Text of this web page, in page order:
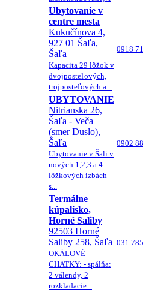
Ubytovanie v
centre mesta
Kukučínova 4,
927 01 Šaľa,
Šaľa
Kapacita 29 lôžok v
dvojposteľových,
trojposteľových a...
0918
UBYTOVANIE
Nitrianska 26,
Šaľa - Veča
(smer Duslo),
Šaľa
Ubytovanie v Šali v
nových 1,2,3 a 4
lôžkových izbách
s...
0902
Termálne
kúpalisko,
Horné Saliby
92503 Horné
Saliby 258, Šaľa
OKÁLOVÉ
CHATKY: - spálňa:
2 válendy, 2
rozkladacie...
031